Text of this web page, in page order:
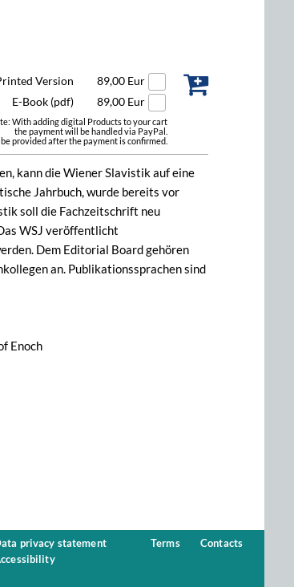
Version
89,00 Eur
E-Book (pdf) 89,00 Eur
With adding digital Products to your cart
the payment will be handled via PayPal.
provided after the payment is confirmed.
kann die Wiener Slavistik auf eine
Jahrbuch, wurde bereits vor
soll die Fachzeitschrift neu
WSJ veröffentlicht
Dem Editorial Board gehören
an. Publikationssprachen sind
Enoch
privacy statement
Terms Contacts